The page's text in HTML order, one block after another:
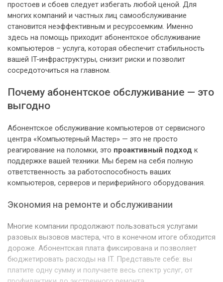
простоев и сбоев следует избегать любой ценой. Для
многих компаний и частных лиц самообслуживание
становится неэффективным и ресурсоемким. Именно
здесь на помощь приходит абонентское обслуживание
компьютеров – услуга, которая обеспечит стабильность
вашей IT-инфраструктуры, снизит риски и позволит
сосредоточиться на главном.
Почему абонентское обслуживание — это
выгодно
Абонентское обслуживание компьютеров от сервисного
центра «Компьютерный Мастер» — это не просто
реагирование на поломки, это проактивный подход к
поддержке вашей техники. Мы берем на себя полную
ответственность за работоспособность ваших
компьютеров, серверов и периферийного оборудования.
Экономия на ремонте и обслуживании
Многие компании продолжают пользоваться услугами
разовых вызовов мастера, что в конечном итоге обходится
дороже. Абонентская плата фиксирована и позволяет
бюджетировать расходы на IT. Представьте себе: вы
платите одну сумму и получаете весь спектр услуг, от